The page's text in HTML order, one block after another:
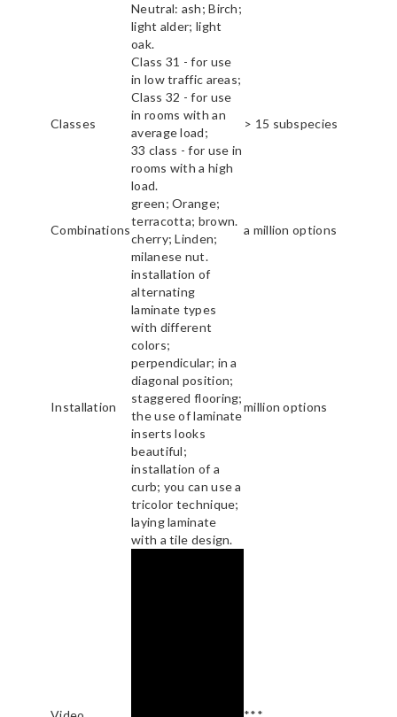
Neutral: ash; Birch;
light alder; light
oak.
Classes
Class 31 - for use
in low traffic areas;
Class 32 - for use
in rooms with an
average load;
33 class - for use in
rooms with a high
load.
> 15 subspecies
Combinations
green; Orange;
terracotta; brown.
cherry; Linden;
milanese nut.
a million options
Installation
installation of
alternating
laminate types
with different
colors;
perpendicular; in a
diagonal position;
staggered flooring;
the use of laminate
inserts looks
beautiful;
installation of a
curb; you can use a
tricolor technique;
laying laminate
with a tile design.
million options